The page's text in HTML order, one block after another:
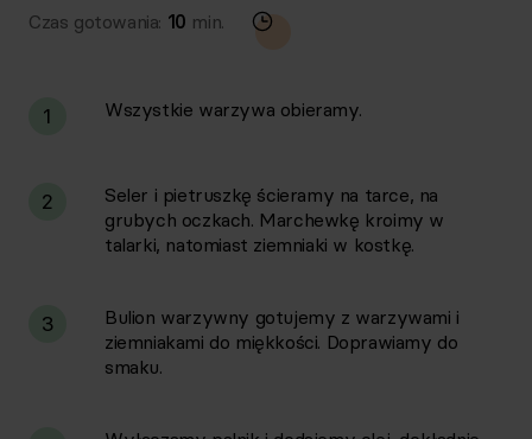
Czas gotowania: 10 min.
1 Wszystkie warzywa obieramy.
2
Seler i pietruszkę ścieramy na tarce, na
grubych oczkach. Marchewkę kroimy w
talarki, natomiast ziemniaki w kostkę.
3
Bulion warzywny gotujemy z warzywami i
ziemniakami do miękkości. Doprawiamy do
smaku.